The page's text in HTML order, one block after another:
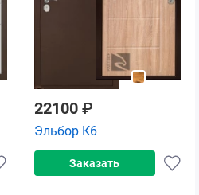
22100 ₽
Эльбор К6
Заказать